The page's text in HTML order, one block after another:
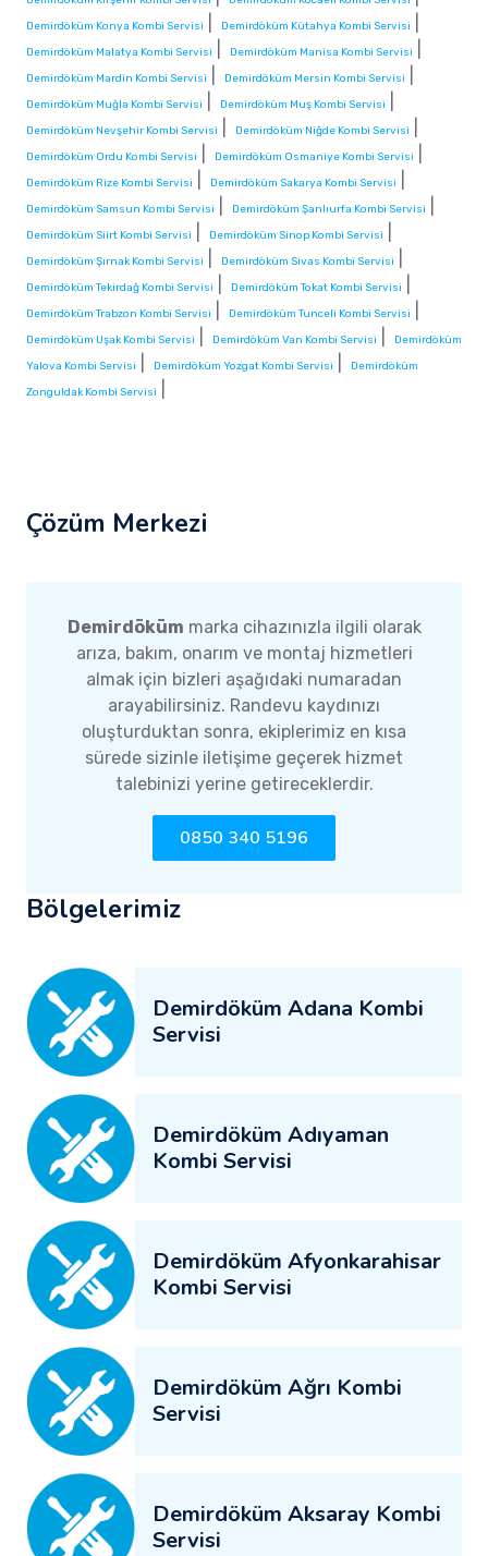
Demirdöküm Konya Kombi Servisi Demirdöküm Kütahya Kombi Servisi
Demirdöküm Malatya Kombi Servisi Demirdöküm Manisa Kombi Servisi
Demirdöküm Mardin Kombi Servisi Demirdöküm Mersin Kombi Servisi
Demirdöküm Muğla Kombi Servisi Demirdöküm Muş Kombi Servisi
Demirdöküm Nevşehir Kombi Servisi Demirdöküm Niğde Kombi Servisi
Demirdöküm Ordu Kombi Servisi Demirdöküm Osmaniye Kombi Servisi
Demirdöküm Rize Kombi Servisi Demirdöküm Sakarya Kombi Servisi
Demirdöküm Samsun Kombi Servisi Demirdöküm Şanlıurfa Kombi Servisi
Demirdöküm Siirt Kombi Servisi Demirdöküm Sinop Kombi Servisi
Demirdöküm Şırnak Kombi Servisi Demirdöküm Sivas Kombi Servisi
Demirdöküm Tekirdağ Kombi Servisi Demirdöküm Tokat Kombi Servisi
Demirdöküm Trabzon Kombi Servisi Demirdöküm Tunceli Kombi Servisi
Demirdöküm Uşak Kombi Servisi Demirdöküm Van Kombi Servisi
Demirdöküm
Yalova Kombi Servisi
Demirdöküm Yozgat Kombi Servisi
Demirdöküm
Zonguldak Kombi Servisi
Çözüm Merkezi
Demirdöküm marka cihazınızla ilgili olarak
arıza, bakım, onarım ve montaj hizmetleri
almak için bizleri aşağıdaki numaradan
arayabilirsiniz. Randevu kaydınızı
oluşturduktan sonra, ekiplerimiz en kısa
sürede sizinle iletişime geçerek hizmet
talebinizi yerine getireceklerdir.
0850 340 5196
Bölgelerimiz
Demirdöküm Adana Kombi
Servisi
Demirdöküm Adıyaman
Kombi Servisi
Demirdöküm Afyonkarahisar
Kombi Servisi
Demirdöküm Ağrı Kombi
Servisi
Demirdöküm Aksaray Kombi
Servisi